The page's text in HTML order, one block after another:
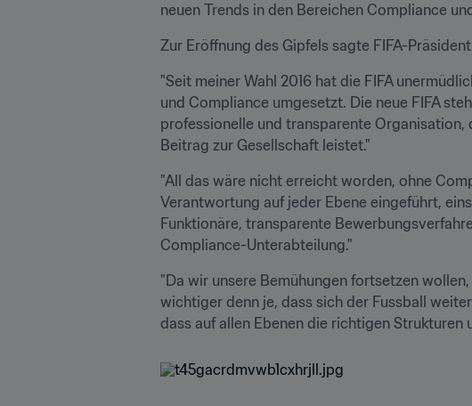
neuen Trends in den Bereichen Compliance
Zur Eröffnung des Gipfels sagte FIFA-
"Seit meiner Wahl 2016 hat die FIFA
und Compliance umgesetzt. Die neue FIFA
professionelle und transparente
Beitrag zur Gesellschaft leistet."
"All das wäre nicht erreicht worden, ohne
Verantwortung auf jeder Ebene eingeführt,
Funktionäre, transparente
Compliance-Unterabteilung."
"Da wir unsere Bemühungen fortsetzen
wichtiger denn je, dass sich der Fussball
dass auf allen Ebenen die richtigen Strukturen